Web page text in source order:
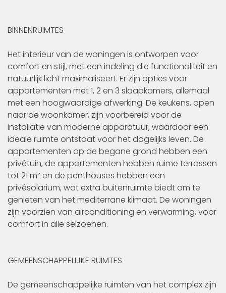
BINNENRUIMTES
Het interieur van de woningen is ontworpen voor
comfort en stijl, met een indeling die functionaliteit en
natuurlijk licht maximaliseert. Er zijn opties voor
appartementen met 1, 2 en 3 slaapkamers, allemaal
met een hoogwaardige afwerking. De keukens, open
naar de woonkamer, zijn voorbereid voor de
installatie van moderne apparatuur, waardoor een
ideale ruimte ontstaat voor het dagelijks leven. De
appartementen op de begane grond hebben een
privétuin, de appartementen hebben ruime terrassen
tot 21 m² en de penthouses hebben een
privésolarium, wat extra buitenruimte biedt om te
genieten van het mediterrane klimaat. De woningen
zijn voorzien van airconditioning en verwarming, voor
comfort in alle seizoenen.
GEMEENSCHAPPELIJKE RUIMTES
De gemeenschappelijke ruimten van het complex zijn